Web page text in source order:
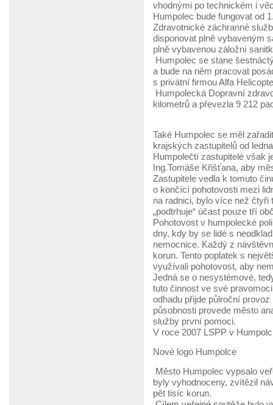
vhodnými po technickém i
Humpolec bude fungovat od
Zdravotnické záchranné
disponovat plně vybaveným
plně vybavenou záložní
Humpolec se stane
a bude na něm pracovat
s privátní firmou Alfa
Humpolecká Dopravní
kilometrů a převezla 9 212
Také Humpolec se měl
krajských zastupitelů od
Humpolečtí zastupitelé však
Ing.Tomáše Křišťana, aby
Zastupitele vedla k tomuto
o končící pohotovosti mezi
na radnici, bylo více než čtyři
„podtrhuje“ účast pouze tří
Pohotovost v humpolecké
dny, kdy by se lidé s
nemocnice. Každý z
korun. Tento poplatek s
využívali pohotovost, aby
Jedná se o nesystémové,
tuto činnost ve své
odhadu přijde půlroční
působnosti provede město
služby první pomoci.
V roce 2007 LSPP v
Nové logo Humpolce
Město Humpolec vypsalo
byly vyhodnoceny, zvítězil
pět tisíc korun.